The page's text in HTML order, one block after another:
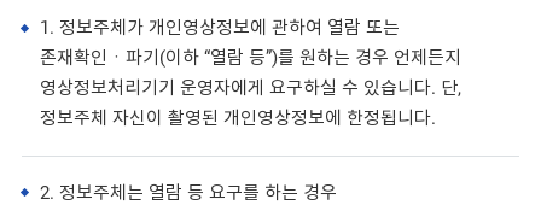
1. 정보주체가 개인영상정보에 관하여 열람 또는
존재확인ㆍ파기(이하 “열람 등”)를 원하는 경우 언제든지
영상정보처리기기 운영자에게 요구하실 수 있습니다. 단,
정보주체 자신이 촬영된 개인영상정보에 한정됩니다.
2. 정보주체는 열람 등 요구를 하는 경우